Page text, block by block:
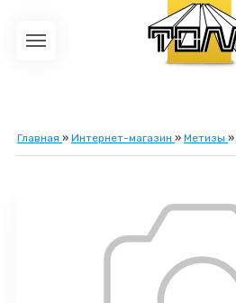
Главная » Интернет-магазин » Метизы »